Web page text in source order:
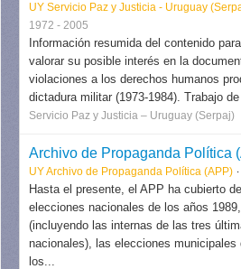
UY Servicio Paz y Justicia - Uruguay
1972 - 2005
Información resumida del contenido
valorar su posible interés en la
violaciones a los derechos humanos
dictadura militar (1973-1984). Trabajo
Servicio Paz y Justicia – Uruguay (Serpaj)
UY Archivo de Propaganda Política (APP)
Hasta el presente, el APP ha cubierto
elecciones nacionales de los años
(incluyendo las internas de las tres
nacionales), las elecciones municipales
los...